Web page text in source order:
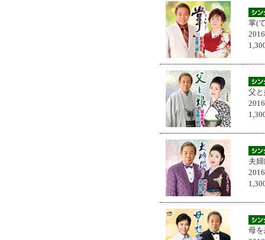
掌(
父
夫
母